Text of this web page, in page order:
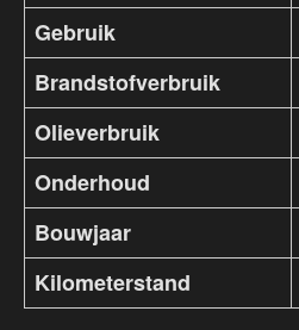
Gebruik
Brandstofverbruik
Olieverbruik
Onderhoud
Bouwjaar
Kilometerstand